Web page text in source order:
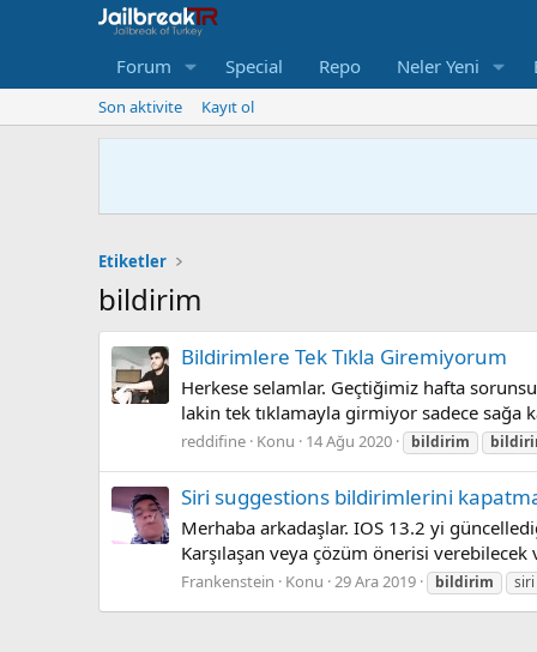
Forum Special Repo Neler Yeni
Son aktivite Kayıt ol
Etiketler
bildirim
Bildirimlere Tek Tıkla Giremiyorum
Herkese selamlar. Geçtiğimiz hafta
lakin tek tıklamayla girmiyor sadece sağa
reddifine Konu 14 Ağu 2020 bildirim
Siri suggestions bildirimlerini
Merhaba arkadaşlar. IOS 13.2 yi
Karşılaşan veya çözüm önerisi verebilecek
Frankenstein Konu 29 Ara 2019 bildirim siri